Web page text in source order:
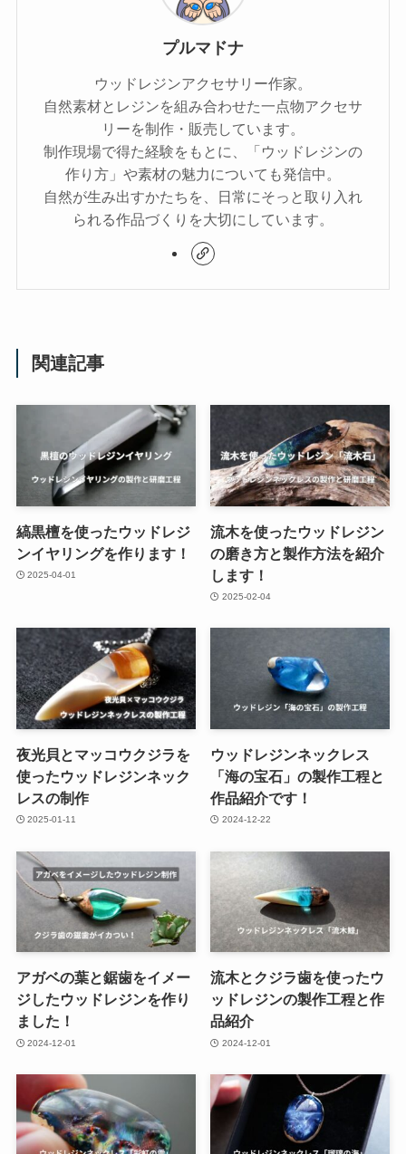
プルマドナ
ウッドレジンアクセサリー作家。
自然素材とレジンを組み合わせた一点物アクセサ
リーを制作・販売しています。
制作現場で得た経験をもとに、「ウッドレジンの
作り方」や素材の魅力についても発信中。
自然が生み出すかたちを、日常にそっと取り入れ
られる作品づくりを大切にしています。
関連記事
縞黒檀を使ったウッドレジ
ンイヤリングを作ります！
2025-04-01
流木を使ったウッドレジン
の磨き方と製作方法を紹介
します！
2025-02-04
夜光貝とマッコウクジラを
使ったウッドレジンネック
レスの制作
2025-01-11
ウッドレジンネックレス
「海の宝石」の製作工程と
作品紹介です！
2024-12-22
アガベの葉と鋸歯をイメー
ジしたウッドレジンを作り
ました！
2024-12-01
流木とクジラ歯を使ったウ
ッドレジンの製作工程と作
品紹介
2024-12-01